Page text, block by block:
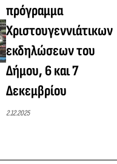
πρόγραμμα
Χριστουγεννιάτικων
εκδηλώσεων του
Δήμου, 6 και 7
Δεκεμβρίου
2.12.2025